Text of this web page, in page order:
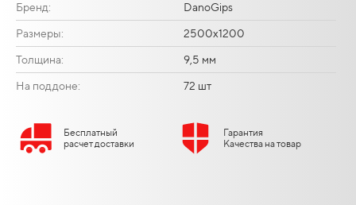
Бренд: DanoGips
Размеры: 2500х1200
Толщина: 9,5 мм
На поддоне: 72 шт
Бесплатный
расчет доставки
Гарантия
Качества на товар